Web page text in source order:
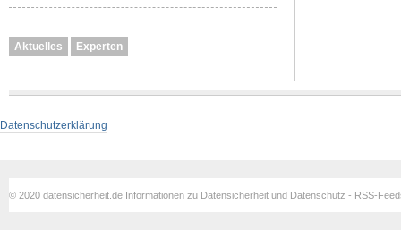
Aktuelles Experten
Datenschutzerklärung
© 2020 datensicherheit.de Informationen zu Datensicherheit und Datenschutz - RSS-